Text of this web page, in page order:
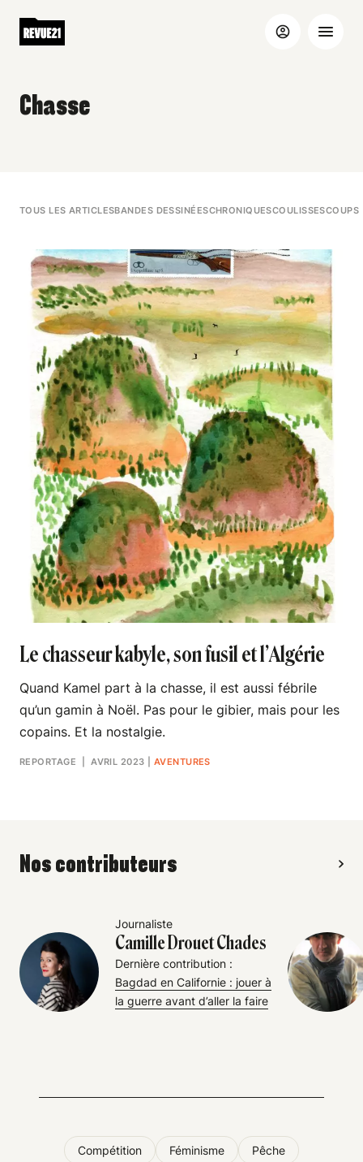
Chasse
TOUS LES ARTICLESBANDES DESSINÉESCHRONIQUESCOULISSESCOUPS
Le chasseur kabyle, son fusil et l’Algérie
Quand Kamel part à la chasse, il est aussi fébrile
qu’un gamin à Noël. Pas pour le gibier, mais pour les
copains. Et la nostalgie.
REPORTAGE | AVRIL 2023 AVENTURES
Nos contributeurs
Journaliste
Camille Drouet Chades
Dernière contribution :
Bagdad en Californie : jouer à
la guerre avant d’aller la faire
Compétition Féminisme Pêche